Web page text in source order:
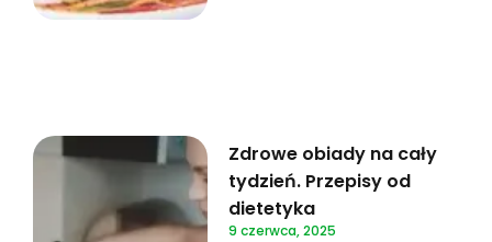
Zdrowe obiady na cały
tydzień. Przepisy od
dietetyka
9 czerwca, 2025